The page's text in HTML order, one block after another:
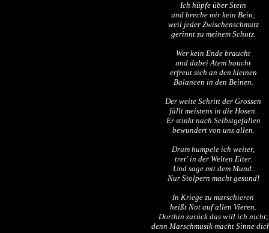
Ich hüpfe über Stein
und breche mir kein Bein;
weil jeder Zwischenschmutz
gerinnt zu meinem Schutz.
Wer kein Ende braucht
und dabei Atem haucht
erfreut sich an den kleinen
Balancen in den Beinen.
Der weite Schritt der Grossen
fällt meistens in die Hosen.
Er stinkt nach Selbstgefallen
bewundert von uns allen.
Drum humpele ich weiter,
tret' in der Welten Eiter.
Und sage mit dem Mund:
Nur Stolpern macht gesund!
In Kriege zu marschieren
heißt Not auf allen Vieren.
Dorthin zurück das will ich nicht;
denn Marschmusik macht Sinne